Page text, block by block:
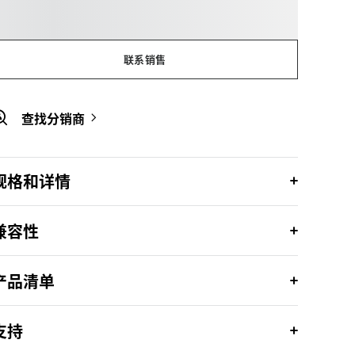
联系销售
查找分销商
格和详情
容性
品清单
持